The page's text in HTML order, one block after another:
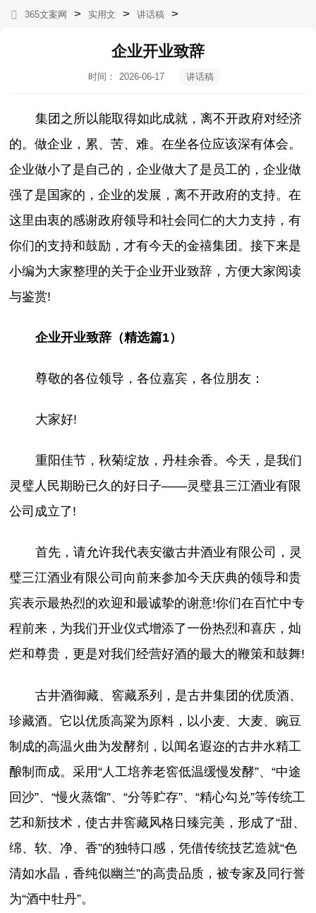
365文案网 > 实用文 > 讲话稿 >
企业开业致辞
时间：
2026-06-17
讲话稿
集团之所以能取得如此成就，离不开政府对经济
的。做企业，累、苦、难。在坐各位应该深有体会。
企业做小了是自己的，企业做大了是员工的，企业做
强了是国家的，企业的发展，离不开政府的支持。在
这里由衷的感谢政府领导和社会同仁的大力支持，有
你们的支持和鼓励，才有今天的金禧集团。接下来是
小编为大家整理的关于企业开业致辞，方便大家阅读
与鉴赏!
企业开业致辞（精选篇1）
尊敬的各位领导，各位嘉宾，各位朋友：
大家好!
重阳佳节，秋菊绽放，丹桂余香。今天，是我们
灵璧人民期盼已久的好日子——灵璧县三江酒业有限
公司成立了!
首先，请允许我代表安徽古井酒业有限公司，灵
璧三江酒业有限公司向前来参加今天庆典的领导和贵
宾表示最热烈的欢迎和最诚挚的谢意!你们在百忙中专
程前来，为我们开业仪式增添了一份热烈和喜庆，灿
烂和尊贵，更是对我们经营好酒的最大的鞭策和鼓舞!
古井酒御藏、窖藏系列，是古井集团的优质酒、
珍藏酒。它以优质高粱为原料，以小麦、大麦、豌豆
制成的高温火曲为发酵剂，以闻名遐迩的古井水精工
酿制而成。采用“人工培养老窖低温缓慢发酵”、“中途
回沙”、“慢火蒸馏”、“分等贮存”、“精心勾兑”等传统工
艺和新技术，使古井窖藏风格日臻完美，形成了“甜、
绵、软、净、香”的独特口感，凭借传统技艺造就“色
清如水晶，香纯似幽兰”的高贵品质，被专家及同行誉
为“酒中牡丹”。